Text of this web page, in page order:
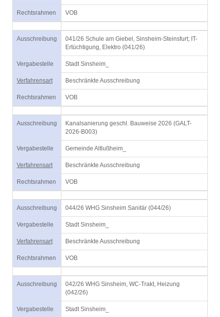
Rechtsrahmen VOB
Ausschreibung
041/26 Schule am Giebel, Sinsheim-Steinsfurt; IT-
Ertüchtigung, Elektro (041/26)
Vergabestelle Stadt Sinsheim_
Verfahrensart Beschränkte Ausschreibung
Rechtsrahmen VOB
Ausschreibung
Kanalsanierung geschl. Bauweise 2026 (GALT-
2026-B003)
Vergabestelle Gemeinde Altlußheim_
Verfahrensart Beschränkte Ausschreibung
Rechtsrahmen VOB
Ausschreibung 044/26 WHG Sinsheim Sanitär (044/26)
Vergabestelle Stadt Sinsheim_
Verfahrensart Beschränkte Ausschreibung
Rechtsrahmen VOB
Ausschreibung
042/26 WHG Sinsheim, WC-Trakt, Heizung
(042/26)
Vergabestelle Stadt Sinsheim_